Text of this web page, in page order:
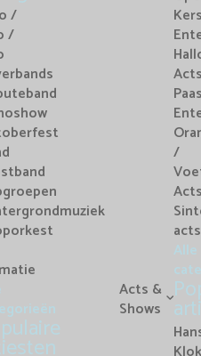
/
/
Acts &
Shows
Acts
Paas
/
Acts
acts
Alle